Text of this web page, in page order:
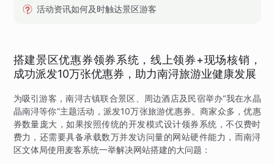
活动资讯如何及时触达景区游客
搭建景区优惠券领券系统，线上领券+现场核销，
成功派发10万张优惠券，助力南浔旅游业健康发展
为吸引游客，南浔古镇联合景区、周边酒店及民宿举办“我在水晶
晶南浔等你”主题活动，派发10万张旅游优惠券。商家众多，优惠
券数量庞大，如果按照传统的开发模式设计领券系统，不仅费时
费力，还需要具备承载数万并发访问量的网站硬件能力，而南浔
区文体局使用麦客系统一举解决网站搭建的大问题：